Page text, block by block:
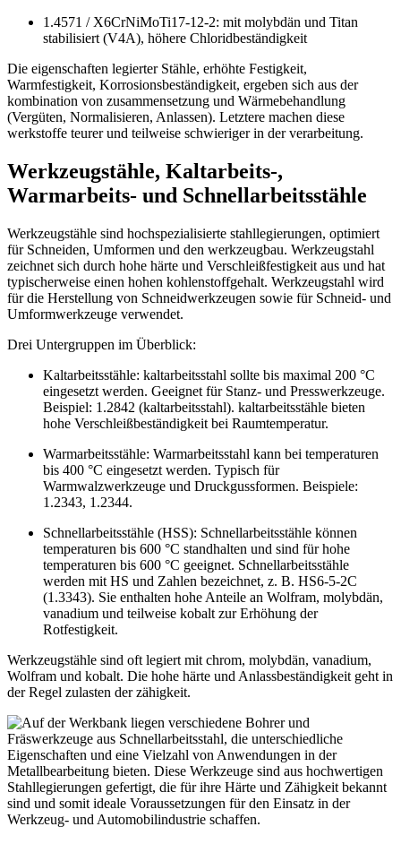
1.4571 / X6CrNiMoTi17-12-2: mit molybdän und Titan
stabilisiert (V4A), höhere Chloridbeständigkeit
Die eigenschaften legierter Stähle, erhöhte Festigkeit,
Warmfestigkeit, Korrosionsbeständigkeit, ergeben sich aus der
kombination von zusammensetzung und Wärmebehandlung
(Vergüten, Normalisieren, Anlassen). Letztere machen diese
werkstoffe teurer und teilweise schwieriger in der verarbeitung.
Werkzeugstähle, Kaltarbeits-,
Warmarbeits- und Schnellarbeitsstähle
Werkzeugstähle sind hochspezialisierte stahllegierungen, optimiert
für Schneiden, Umformen und den werkzeugbau. Werkzeugstahl
zeichnet sich durch hohe härte und Verschleißfestigkeit aus und hat
typischerweise einen hohen kohlenstoffgehalt. Werkzeugstahl wird
für die Herstellung von Schneidwerkzeugen sowie für Schneid- und
Umformwerkzeuge verwendet.
Drei Untergruppen im Überblick:
Kaltarbeitsstähle: kaltarbeitsstahl sollte bis maximal 200 °C
eingesetzt werden. Geeignet für Stanz- und Presswerkzeuge.
Beispiel: 1.2842 (kaltarbeitsstahl). kaltarbeitsstähle bieten
hohe Verschleißbeständigkeit bei Raumtemperatur.
Warmarbeitsstähle: Warmarbeitsstahl kann bei temperaturen
bis 400 °C eingesetzt werden. Typisch für
Warmwalzwerkzeuge und Druckgussformen. Beispiele:
1.2343, 1.2344.
Schnellarbeitsstähle (HSS): Schnellarbeitsstähle können
temperaturen bis 600 °C standhalten und sind für hohe
temperaturen bis 600 °C geeignet. Schnellarbeitsstähle
werden mit HS und Zahlen bezeichnet, z. B. HS6-5-2C
(1.3343). Sie enthalten hohe Anteile an Wolfram, molybdän,
vanadium und teilweise kobalt zur Erhöhung der
Rotfestigkeit.
Werkzeugstähle sind oft legiert mit chrom, molybdän, vanadium,
Wolfram und kobalt. Die hohe härte und Anlassbeständigkeit geht in
der Regel zulasten der zähigkeit.